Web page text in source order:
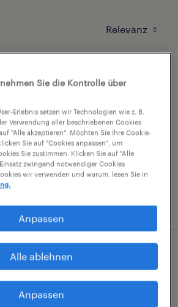
Elektromontage
(m/w/d) /
Sie die Kontrolle über
Erlebnis setzen wir Technologien wie z. B.
Verwendung aller beschriebenen Cookies
"Alle akzeptieren". Möchten Sie Ihre Cookie-
Sie auf "Cookies anpassen", um
Sie zustimmen. Klicken Sie auf "Alle
zwingend notwendiger Cookies
wir verwenden und warum, lesen Sie in
Anpassen
Alle ablehnen
Anpassen